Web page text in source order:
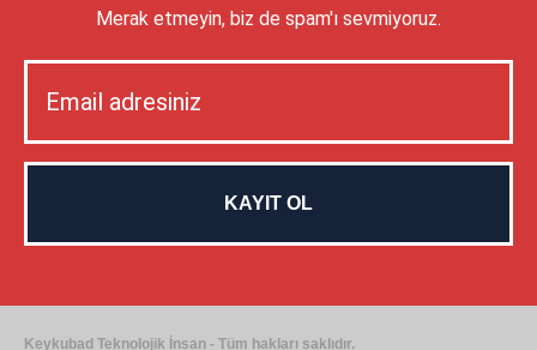
Merak etmeyin, biz de spam'ı sevmiyoruz.
Keykubad Teknolojik İnsan - Tüm hakları saklıdır.